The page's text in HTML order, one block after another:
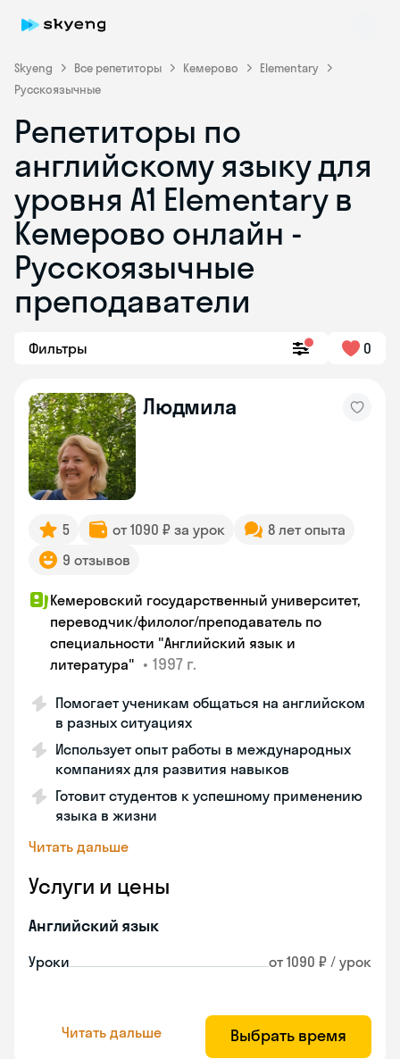
Skyeng Все репетиторы Кемерово
Elementary
Русскоязычные
Репетиторы по
английскому языку для
уровня A1 Elementary в
Кемерово онлайн -
Русскоязычные
преподаватели
Фильтры 0
Людмила
5 от 1090 ₽ за урок
8 лет опыта
9 отзывов
Кемеровский государственный университет,
переводчик/филолог/преподаватель по
специальности "Английский язык и
литература" • 1997 г.
Помогает ученикам общаться на английском
в разных ситуациях
Использует опыт работы в международных
компаниях для развития навыков
Готовит студентов к успешному применению
языка в жизни
Читать дальше
Услуги и цены
Английский язык
Уроки от 1090 ₽ / урок
Читать дальше Выбрать время
Skyeng Chat